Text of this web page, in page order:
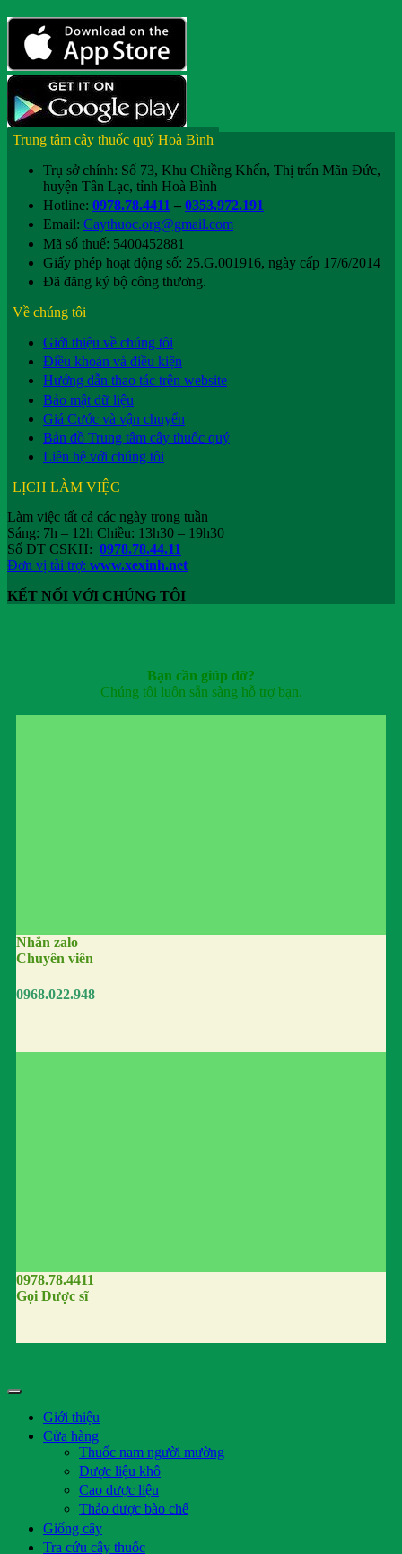
Trung tâm cây thuốc quý Hoà Bình
Trụ sở chính: Số 73, Khu Chiềng Khến, Thị trấn Mãn Đức,
huyện Tân Lạc, tỉnh Hoà Bình
Hotline: 0978.78.4411 – 0353.972.191
Email: Caythuoc.org@gmail.com
Mã số thuế: 5400452881
Giấy phép hoạt động số: 25.G.001916, ngày cấp 17/6/2014
Đã đăng ký bộ công thương.
Về chúng tôi
Giới thiệu về chúng tôi
Điều khoản và điều kiện
Hướng dẫn thao tác trên website
Bảo mật dữ liệu
Giá Cước và vận chuyển
Bản đồ Trung tâm cây thuốc quý
Liên hệ với chúng tôi
LỊCH LÀM VIỆC
Làm việc tất cả các ngày trong tuần
Sáng: 7h – 12h Chiều: 13h30 – 19h30
Số ĐT CSKH: 0978.78.44.11
Đơn vị tài trợ: www.xexinh.net
KẾT NỐI VỚI CHÚNG TÔI
Bạn cần giúp đỡ?
Chúng tôi luôn sẵn sàng hỗ trợ bạn.
Nhắn zalo
Chuyên viên
0968.022.948
0978.78.4411
Gọi Dược sĩ
Giới thiệu
Cửa hàng
Thuốc nam người mường
Dược liệu khô
Cao dược liệu
Thảo dược bào chế
Giống cây
Tra cứu cây thuốc